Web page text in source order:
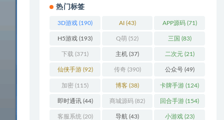
热门标签
3D游戏 (190) AI(43) APP源码(71)
H5游戏 (193) Q萌 (52) 三国 (83)
下载 (371) 主机 (37) 二次元(21)
仙侠手游(92) 传奇(390) 公众号(49)
加密 (115) 博客 (38) 卡牌手游 (124)
即时通讯(44) 商城源码 (82) 回合手游 (154)
客服系统 (20) 导航 (43) 小游戏(23)